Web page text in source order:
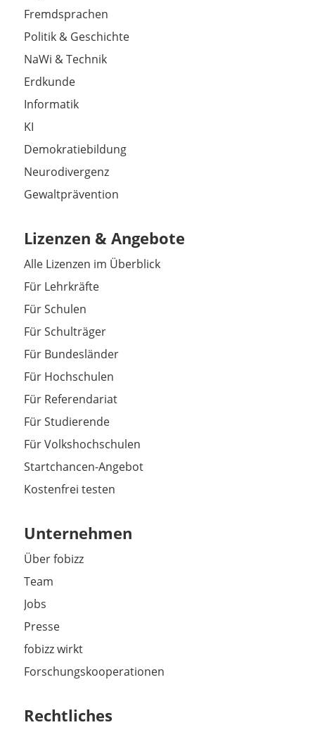
Fremdsprachen
Politik & Geschichte
NaWi & Technik
Erdkunde
Informatik
KI
Demokratiebildung
Neurodivergenz
Gewaltprävention
Lizenzen & Angebote
Alle Lizenzen im Überblick
Für Lehrkräfte
Für Schulen
Für Schulträger
Für Bundesländer
Für Hochschulen
Für Referendariat
Für Studierende
Für Volkshochschulen
Startchancen-Angebot
Kostenfrei testen
Unternehmen
Über fobizz
Team
Jobs
Presse
fobizz wirkt
Forschungskooperationen
Rechtliches